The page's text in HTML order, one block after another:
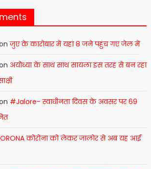
जुए के कारोबार में यहां 8 जने पहुंच गए जेल में
अयोध्या के साथ साथ सायला इस तरह से बन रहा
#Jalore- स्वाधीनता दिवस के अवसर पर 69
कोरोना को लेकर जालोर से अब यह आई